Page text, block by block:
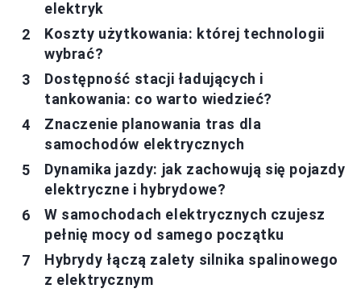
elektryk
Koszty użytkowania: której technologii
wybrać?
Dostępność stacji ładujących i
tankowania: co warto wiedzieć?
Znaczenie planowania tras dla
samochodów elektrycznych
Dynamika jazdy: jak zachowują się pojazdy
elektryczne i hybrydowe?
W samochodach elektrycznych czujesz
pełnię mocy od samego początku
Hybrydy łączą zalety silnika spalinowego
z elektrycznym